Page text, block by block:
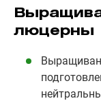
люцерны